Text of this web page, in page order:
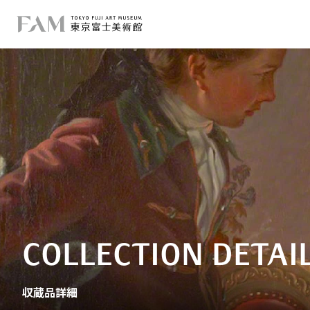
COLLECTION
収蔵品詳細